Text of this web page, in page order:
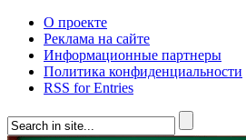
О проекте
Реклама на сайте
Информационные партнеры
Политика конфиденциальности
RSS for Entries